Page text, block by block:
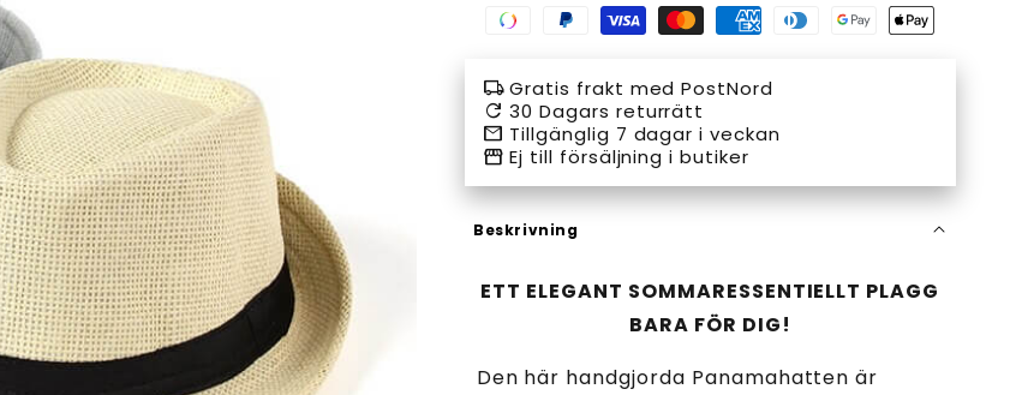
Swish
method
Paypal
method
Visa
method
Master
method
American
payment
method
Diners
method
GoogleApple
local_shipping Gratis frakt med PostNord
refresh 30 Dagars returrätt
email Tillgänglig 7 dagar i veckan
storefront Ej till försäljning i butiker
Beskrivning
ETT ELEGANT SOMMARESSENTIELLT PLAGG
BARA FÖR DIG!
Den här handgjorda Panamahatten är